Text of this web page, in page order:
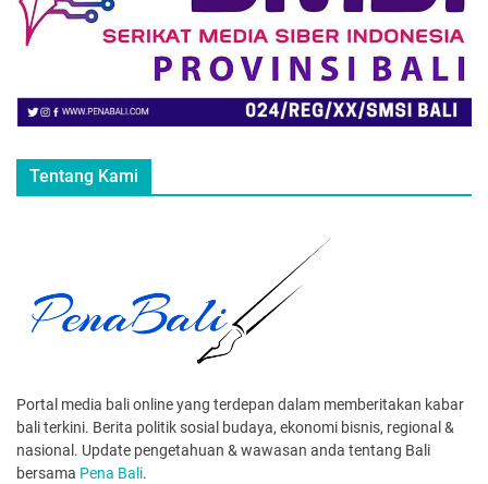
Tentang Kami
Portal media bali online yang terdepan dalam memberitakan kabar
bali terkini. Berita politik sosial budaya, ekonomi bisnis, regional &
nasional. Update pengetahuan & wawasan anda tentang Bali
bersama Pena Bali.